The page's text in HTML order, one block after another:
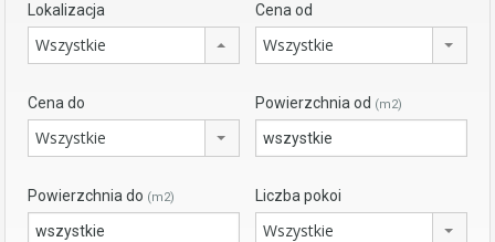
Lokalizacja
Wszystkie
Cena od
Wszystkie
Cena do
Wszystkie
Powierzchnia od (m2)
Powierzchnia do (m2) Liczba pokoi
Wszystkie